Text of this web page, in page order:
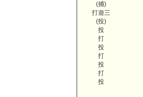
(捕)
打遊三
(投)
投
打
投
打
投
打
投